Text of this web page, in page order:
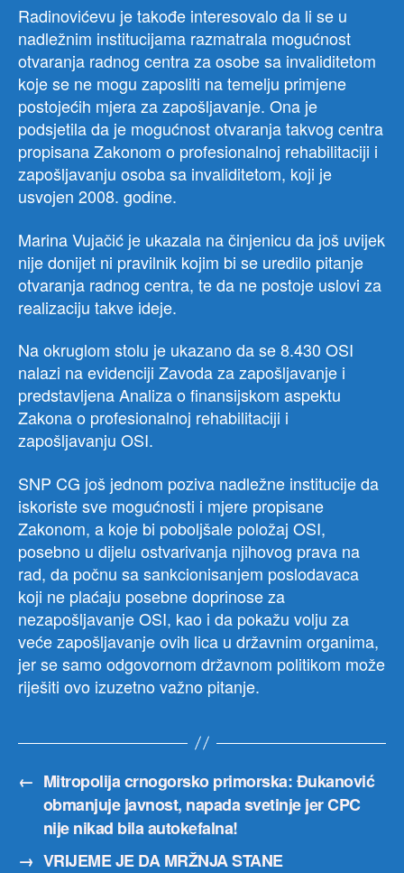
Radinovićevu je takođe interesovalo da li se u
nadležnim institucijama razmatrala mogućnost
otvaranja radnog centra za osobe sa invaliditetom
koje se ne mogu zaposliti na temelju primjene
postojećih mjera za zapošljavanje. Ona je
podsjetila da je mogućnost otvaranja takvog centra
propisana Zakonom o profesionalnoj rehabilitaciji i
zapošljavanju osoba sa invaliditetom, koji je
usvojen 2008. godine.
Marina Vujačić je ukazala na činjenicu da još uvijek
nije donijet ni pravilnik kojim bi se uredilo pitanje
otvaranja radnog centra, te da ne postoje uslovi za
realizaciju takve ideje.
Na okruglom stolu je ukazano da se 8.430 OSI
nalazi na evidenciji Zavoda za zapošljavanje i
predstavljena Analiza o finansijskom aspektu
Zakona o profesionalnoj rehabilitaciji i
zapošljavanju OSI.
SNP CG još jednom poziva nadležne institucije da
iskoriste sve mogućnosti i mjere propisane
Zakonom, a koje bi poboljšale položaj OSI,
posebno u dijelu ostvarivanja njihovog prava na
rad, da počnu sa sankcionisanjem poslodavaca
koji ne plaćaju posebne doprinose za
nezapošljavanje OSI, kao i da pokažu volju za
veće zapošljavanje ovih lica u državnim organima,
jer se samo odgovornom državnom politikom može
riješiti ovo izuzetno važno pitanje.
← Mitropolija crnogorsko primorska: Đukanović
obmanjuje javnost, napada svetinje jer CPC
nije nikad bila autokefalna!
→ VRIJEME JE DA MRŽNJA STANE